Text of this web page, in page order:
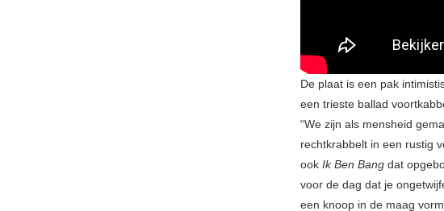
De plaat is een pak
een trieste ballad
“We zijn als mensheid
rechtkrabbelt in een rustig
ook Ik Ben Bang dat
voor de dag dat je
een knoop in de maag